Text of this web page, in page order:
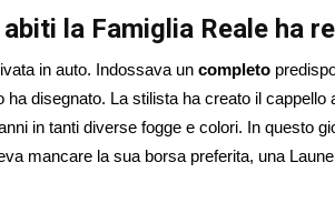
la Famiglia Reale ha
in auto. Indossava un completo
ha disegnato. La stilista ha creato il
in tanti diverse fogge e colori. In questo
mancare la sua borsa preferita, una